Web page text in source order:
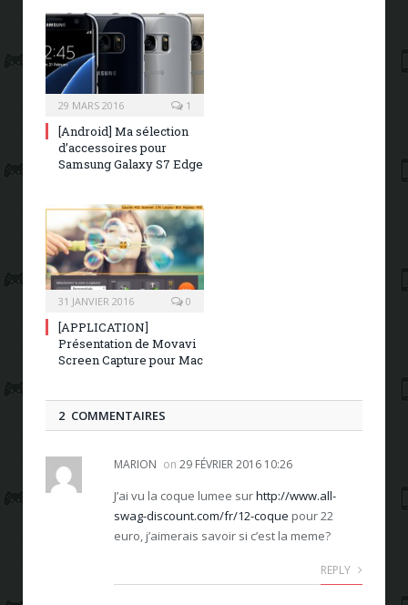
29 MARS 2016 1
[Android] Ma sélection
d’accessoires pour
Samsung Galaxy S7 Edge
31 JANVIER 2016 0
[APPLICATION]
Présentation de Movavi
Screen Capture pour Mac
2 COMMENTAIRES
MARION on 29 FÉVRIER 2016 10:26
J’ai vu la coque lumee surhttp://www.all-
swag-discount.com/fr/12-coque pour 22
euro, j’aimerais savoir si c’est la meme?
REPLY